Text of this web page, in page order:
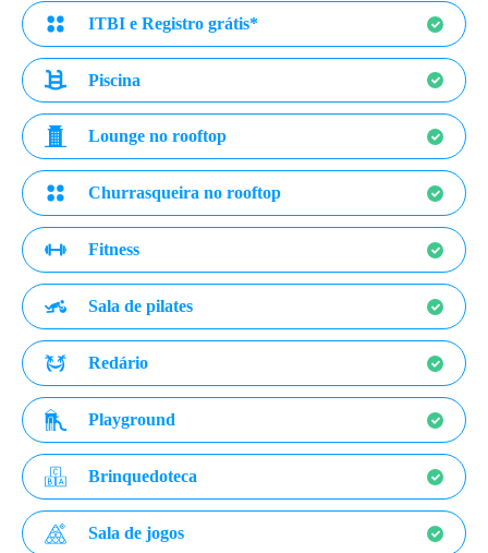
ITBI e Registro grátis*
Piscina
Lounge no rooftop
Churrasqueira no rooftop
Fitness
Sala de pilates
Redário
Playground
Brinquedoteca
Sala de jogos